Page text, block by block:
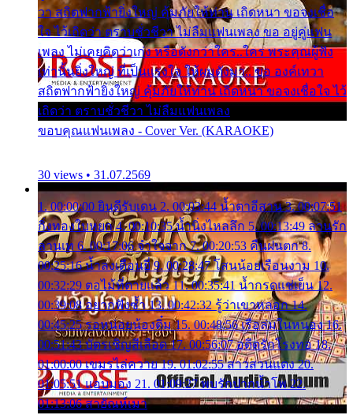
วา สถิตฟากฟ้ายิ่งใหญ่ คุ้มภัยให้ท่าน เถิดหนา ขอจงเชื่อ
ใจ ไว้เถิดว่า ตราบชั่วชีวา ไม่ลืมแฟนเพลง ขอ อยู่คู่แฟน
เพลง ไม่เคยคิดว่าเก่ง หรือดังกว่าใคร..ใคร พระคุณผู้ฟัง
เท่านั้นยิ่งใหญ่ ที่เป็นแรงใจ ให้ผมดังมา.. ขอ องค์เทวา
สถิตฟากฟ้ายิ่งใหญ่ คุ้มภัยให้ท่าน เถิดหนา ขอจงเชื่อใจ ไว้
เถิดว่า ตราบชั่วชีวา ไม่ลืมแฟนเพลง
ขอบคุณแฟนเพลง - Cover Ver. (KARAOKE)
30 views • 31.07.2569
1. 00:00:00 ยินดีรับเดน 2. 00:03:44 น้ำตาอีสาน 3. 00:07:51
กิ่งทองใบหยก 4. 00:10:35 น้ำนิ่งไหลลึก 5. 00:13:49 ลานรัก
ลานเท 6. 00:17:06 จำใจจาก 7. 00:20:53 คืนฝนตก 8.
00:25:16 น้ำลงเดือนยี่ 9. 00:28:47 โสนน้อยเรือนงาม 10.
00:32:29 ตอไม้ที่ตายแล้ว 11. 00:35:41 น้ำกรดแช่เย็น 12.
00:39:08 อยากฟังซ้ำ 13. 00:42:32 รู้ว่าเขาหลอก 14.
00:45:25 รอหน่อยน้องติ๋ม 15. 00:48:56 เรือล่มในหนอง 16.
00:51:43 บัตรเชิญสีเลือด 17. 00:56:07 อดีตรักโรงทอ 18.
01:00:00 เขมรไล่ควาย 19. 01:02:55 สาวสวนแตง 20.
01:05:51 แอบมอง 21. 01:09:27 พบรักปากน้ำโพ 22.
01:13:06 สายัณห์เมา